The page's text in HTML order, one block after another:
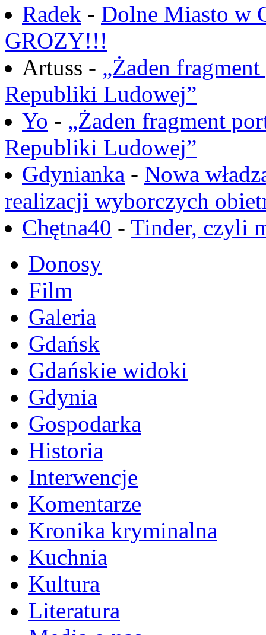
Radek - Dolne Miasto w
GROZY!!!
Artuss - „Żaden
Republiki Ludowej”
Yo - „Żaden fragment
Republiki Ludowej”
Gdynianka - Nowa
realizacji wyborczych
Chętna40 - Tinder, czyli
Donosy
Film
Galeria
Gdańsk
Gdańskie widoki
Gdynia
Gospodarka
Historia
Interwencje
Komentarze
Kronika kryminalna
Kuchnia
Kultura
Literatura